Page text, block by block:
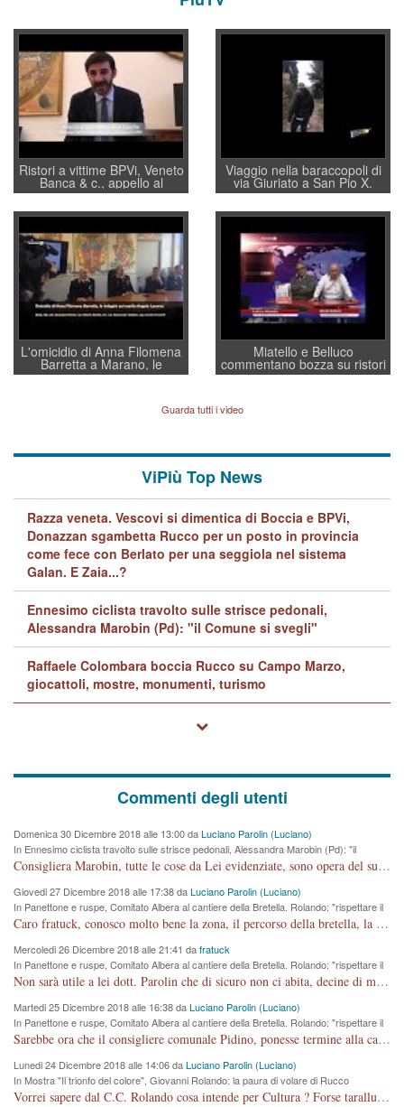
Ristori a vittime BPVi, Veneto
Banca & c., appello al
sottosegretario Alessio
Villarosa: per mettere ordine
convochi con Di Maio CNCU
a supporto della cabina di
regia al Mef
Viaggio nella baraccopoli di
via Giuriato a San Pio X.
Vicenza ai Vicentini: “faremo
un regalo di Natale ai
residenti”
L'omicidio di Anna Filomena
Barretta a Marano, le
indagini dei carabinieri di
Lavarra: più avvincenti di
quelle di... Barbara D'Urso
Miatello e Belluco
commentano bozza su ristori
BPVi e Veneto Banca
Guarda tutti i video
ViPiù Top News
Razza veneta. Vescovi si dimentica di Boccia e BPVi,
Donazzan sgambetta Rucco per un posto in provincia
come fece con Berlato per una seggiola nel sistema
Galan. E Zaia...?
Ennesimo ciclista travolto sulle strisce pedonali,
Alessandra Marobin (Pd): "il Comune si svegli"
Raffaele Colombara boccia Rucco su Campo Marzo,
giocattoli, mostre, monumenti, turismo
Commenti degli utenti
Domenica 30 Dicembre 2018 alle 13:00 daLuciano Parolin (Luciano)
In Ennesimo ciclista travolto sulle strisce pedonali, Alessandra Marobin (Pd): "il
Comune si svegli"
Consigliera Marobin, tutte le cose da Lei evidenziate, sono opera del suo ex Assessore e compagno di Partito Antonio Marco Dalla Pozza Assessore alla "progettazione" di piste ciclabili e altre porcherie. A lui manderei il conto da saldare per incidenti e danni alle persone. E' ora che "finiamola." Avete perso rassegnatevi. qui IL SINDACO RUCCO NON C'ENTRA PER NIENTE. CAPITO!!!!!!!! Amen.
Giovedi 27 Dicembre 2018 alle 17:38 daLuciano Parolin (Luciano)
In Panettone e ruspe, Comitato Albera al cantiere della Bretella. Rolando: "rispettare il
cronoprogramma"
Caro fratuck, conosco molto bene la zona, il percorso della bretella, la situazione dei cittadini, abito in Viale Trento. A partire dal 2003 ho partecipato al Comitato di Maddalene pro bretella, e a riunioni propositive per apportare modifiche al progetto. Numerose mie foto del territorio sono arrivate a Roma, altri miei interventi (non graditi dalla Sx) sono stati pubblicati dal GdV, assieme ad altri come Ciro Asproso, ora favorevole alla bretella. Ho partecipato alla raccolta firme per la chiusura della strada x 5 giorni eseguita dal Sindaco Hullwech per sforamento 180 Micro/g. Pertanto come impegno per la tematica sono apposto con la coscienza. Ora il Progetto è partito, fine! Voglio dire che la nuova Giunta "comunale" non c'entra più. L'opera sarà "malauguratamente" eseguita, ma non con il mio placet. Il Consigliere Comunale dovrebbe capire che la campagna elettorale è finita, con buona pace di tutti. Quello che invece dovrebbe interessare è la proprietà della strada, dall'uscita autostradale Ovest, sino alla Rotatoria dell'Albara, vi sono tre possessori: Autostrade SpA; La Provincia, il Comune. Come la mettiamo per il futuro ? I costi, da 50 sono saliti a 100 milioni di € come dire 20 milioni a KM (!) da non credere. Comunque si farà. Ma nessuno canti Vittoria, anzi meglio non farne un ulteriore fatto "partitico" per questioni elettorali o di seggio. Se mi manda la sua mail, sono disponibile ad inviare i documenti e le foto sopra descritte. Con ossequi, Luciano Parolin
Mercoledi 26 Dicembre 2018 alle 21:41 dafratuck
In Panettone e ruspe, Comitato Albera al cantiere della Bretella. Rolando: "rispettare il
cronoprogramma"
Non sarà utile a lei dott. Parolin che di sicuro non ci abita, decine di migliaia di TIR, automobili e padroncini che passano quotidianamente per una strada appena rotabile, non è più possibile stendere i panni, attraversare la strada senza rischiare la morte, le case stanno crepando, i tempi sono cambiati e la bretella non passerà assolutamente per maddalene (ma cosa sta a dire?!), dia invece responsabilità a chi ha costruito tagliando la strada che doveva invece terminare a isola vicentina e non al moracchino lasciando Motta di Costabissara ancora in panne di traffico. I tempi sono cambiati dottore e se l'anagrafe della vita stagna nell'essere umano impressioni conservatrici, la società non le considera perchè va avanti, si industrializza e ha bisogno di infrastrutture e di sviluppo. Ultima considerazione, se è geloso di Rolando perchè vede in lui solo campagne politiche mentre si difendono i SOLI diritti dei cittadini, la preghiamo faccia considerazioni più appropriate. Saluti e complimenti per i suoi scritti.
Martedi 25 Dicembre 2018 alle 16:38 daLuciano Parolin (Luciano)
In Panettone e ruspe, Comitato Albera al cantiere della Bretella. Rolando: "rispettare il
cronoprogramma"
Sarebbe ora che il consigliere comunale Pidino, ponesse termine alla campagna elettorale nel territorio del suo seggio Villaggio del Sole. La tiraca è iniziata, distruggerà 6 km di prateria ovest della città, ricca di fonti e sorgenti d'acqua. I cittadini di Maddalene non avranno più Pace la notte. Molta colpa per la costruzione di questa Strada è proprio del signor Rolando,dei suoi gazebo mobili e che vuol far passare questa opera VANDALICA come progetto "utile" a chi ? Non è cosa seria sig. Rolando!
Lunedi 24 Dicembre 2018 alle 14:06 daLuciano Parolin (Luciano)
In Mostra "Il trionfo del colore", Giovanni Rolando: la paura di volare di Rucco
Vorrei sapere dal C.C. Rolando cosa intende per Cultura ? Forse tarallucci, vino e sagre, o spaghetti tricolori del PD ? Il continuo (s)parlare della mostra a Palazzo Chiericati caro consigliere DANNEGGIA FORTEMENTE l'immagine della città TUTTA e fa deviare i consensi che in RUSSIA (badi bene ex U.R.S.S.) sono ECCELLENTI. A livello artistico l'evento è di alta Valenza culturale, COMPITO di Tutta la Cittadinanza fare il possibile per propagandare l'iniziativa senza farne UN CASO PARTITICO come fa Lei da sempre. Meno Gazebo + Partecipazione! E così sia. Amen.